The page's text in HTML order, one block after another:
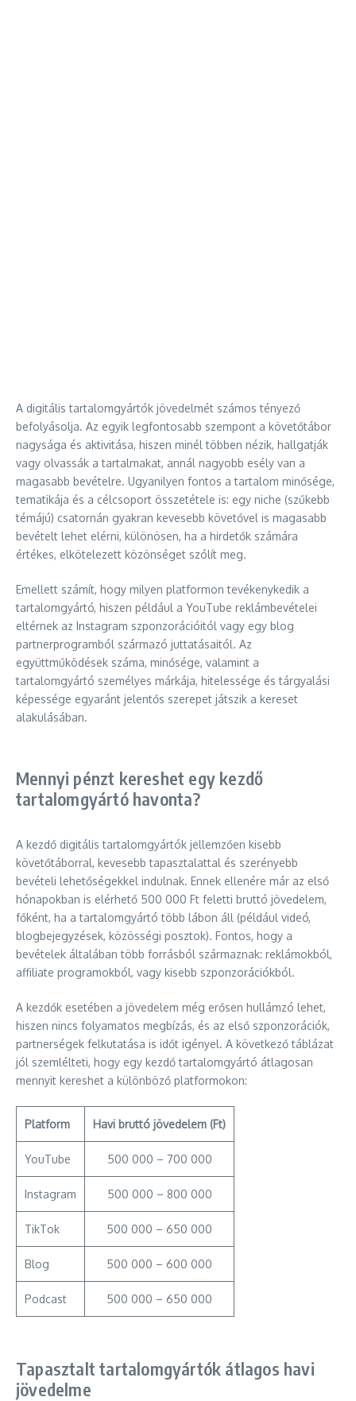
A digitális tartalomgyártók jövedelmét számos tényező
befolyásolja. Az egyik legfontosabb szempont a követőtábor
nagysága és aktivitása, hiszen minél többen nézik, hallgatják
vagy olvassák a tartalmakat, annál nagyobb esély van a
magasabb bevételre. Ugyanilyen fontos a tartalom minősége,
tematikája és a célcsoport összetétele is: egy niche (szűkebb
témájú) csatornán gyakran kevesebb követővel is magasabb
bevételt lehet elérni, különösen, ha a hirdetők számára
értékes, elkötelezett közönséget szólít meg.
Emellett számít, hogy milyen platformon tevékenykedik a
tartalomgyártó, hiszen például a YouTube reklámbevételei
eltérnek az Instagram szponzorációitól vagy egy blog
partnerprogramból származó juttatásaitól. Az
együttműködések száma, minősége, valamint a
tartalomgyártó személyes márkája, hitelessége és tárgyalási
képessége egyaránt jelentős szerepet játszik a kereset
alakulásában.
Mennyi pénzt kereshet egy kezdő
tartalomgyártó havonta?
A kezdő digitális tartalomgyártók jellemzően kisebb
követőtáborral, kevesebb tapasztalattal és szerényebb
bevételi lehetőségekkel indulnak. Ennek ellenére már az első
hónapokban is elérhető 500 000 Ft feletti bruttó jövedelem,
főként, ha a tartalomgyártó több lábon áll (például videó,
blogbejegyzések, közösségi posztok). Fontos, hogy a
bevételek általában több forrásból származnak: reklámokból,
affiliate programokból, vagy kisebb szponzorációkból.
A kezdők esetében a jövedelem még erősen hullámzó lehet,
hiszen nincs folyamatos megbízás, és az első szponzorációk,
partnerségek felkutatása is időt igényel. A következő táblázat
jól szemlélteti, hogy egy kezdő tartalomgyártó átlagosan
mennyit kereshet a különböző platformokon:
Platform Havi bruttó jövedelem (Ft)
YouTube 500 000 – 700 000
Instagram 500 000 – 800 000
TikTok 500 000 – 650 000
Blog 500 000 – 600 000
Podcast 500 000 – 650 000
Tapasztalt tartalomgyártók átlagos havi
jövedelme